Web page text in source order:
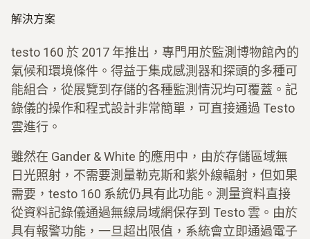
解決方案
testo 160 於 2017 年推出，專門用於監測博物館內的
氣候和環境條件。得益于集成感測器和探頭的多種可
能組合，從展覽到存儲的各種監測情況均可覆蓋。記
錄儀的操作和程式設計非常簡單，可直接通過 Testo
雲進行。
雖然在 Gander & White 的應用中，由於存儲區域無
日光照射，不需要測量勒克斯和紫外線輻射，但如果
需要，testo 160 系統仍具有此功能。測量資料直接
從資料記錄儀通過無線局域網保存到 Testo 雲。由於
具有報警功能，一旦超出限值，系統會立即通過電子